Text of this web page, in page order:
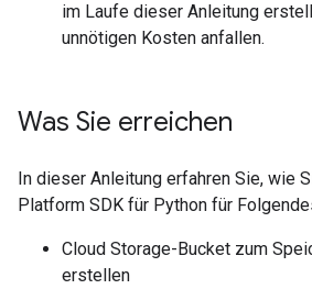
im Laufe dieser Anleitung
unnötigen Kosten anfallen.
Was Sie erreichen
In dieser Anleitung erfahren Sie, wie
Platform SDK für Python für
Cloud Storage-Bucket zum
erstellen